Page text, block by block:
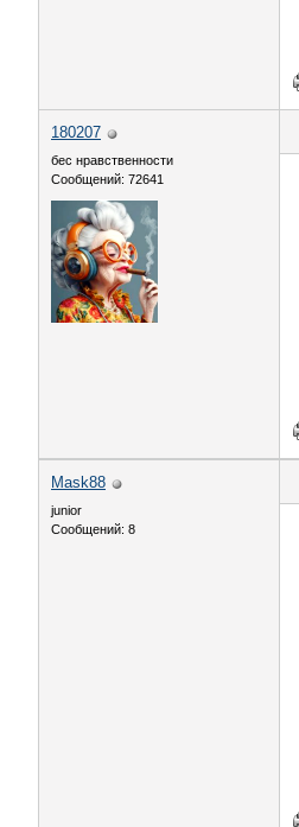
180207
бес нравственности
Сообщений: 72641
Mask88
junior
Сообщений: 8